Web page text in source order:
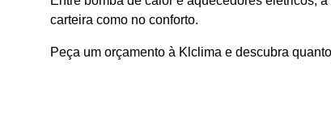
carteira como no conforto.
Peça um orçamento à Klclima e descubra